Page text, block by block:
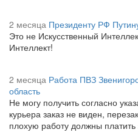
2 месяца Президенту РФ
Это не Искусственный
Интеллект!
2 месяца Работа ПВЗ
область
Не могу получить согласно
курьера заказ не виден,
плохую работу должны платить